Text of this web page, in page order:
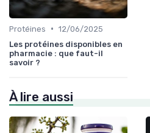
Protéines • 12/06/2025
Les protéines disponibles en
pharmacie : que faut-il
savoir ?
À lire aussi